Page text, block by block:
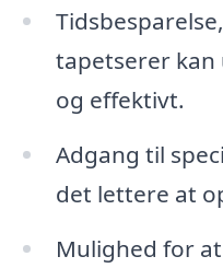
tapetserer
og effektivt.
Adgang til
det lettere at
Mulighed for